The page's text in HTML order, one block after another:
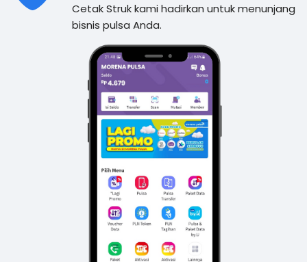
Cetak Struk kami hadirkan untuk menunjang
bisnis pulsa Anda.